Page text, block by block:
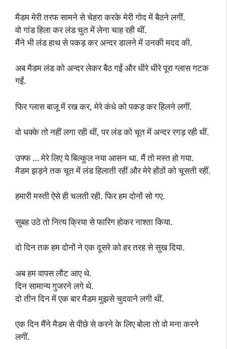
मैडम मेरी तरफ सामने से चेहरा करके मेरी गोद में बैठने लगीं.
वो गांड हिला कर लंड चुत में लेना चाह रही थीं.
मैंने भी लंड हाथ से पकड़ कर अन्दर डालने में उनकी मदद की.
अब मैडम लंड को अन्दर लेकर बैठ गईं और धीरे धीरे पूरा ग्लास गटक
गईं.
फिर ग्लास बाजू में रख कर, मेरे कंधे को पकड़ कर हिलने लगीं.
वो धक्के तो नहीं लगा रही थीं, पर लंड को चूत में अन्दर रगड़ रही थीं.
उफ्फ … मेरे लिए ये बिल्कुल नया आसन था. मैं तो मस्त हो गया.
मैडम झड़ने तक चूत में लंड हिलाती रहीं और मेरे होंठों को चूसती रहीं.
हमारी मस्ती ऐसे ही चलती रही. फिर हम दोनों सो गए.
सुबह उठे तो नित्य क्रिया से फारिग होकर नाश्ता किया.
दो दिन तक हम दोनों ने एक दूसरे को हर तरह से सुख दिया.
अब हम वापस लौट आए थे.
दिन सामान्य गुजरने लगे थे.
दो तीन दिन में एक बार मैडम मुझसे चुदवाने लगी थीं.
एक दिन मैंने मैडम से पीछे से करने के लिए बोला तो वो मना करने
लगीं.